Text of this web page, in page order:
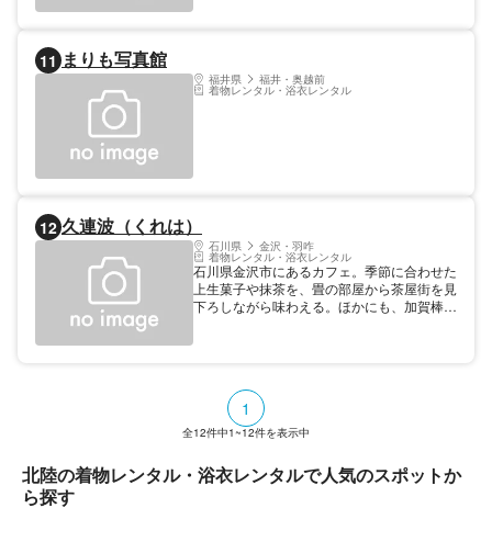
11 まりも写真館
福井県 福井・奥越前
着物レンタル・浴衣レンタル
12 久連波（くれは）
石川県 金沢・羽咋
着物レンタル・浴衣レンタル
石川県金沢市にあるカフェ。季節に合わせた
上生菓子や抹茶を、畳の部屋から茶屋街を見
下ろしながら味わえる。ほかにも、加賀棒茶
も行っており、金沢を散策する際に利用でき
1
全12件中1~12件を表示中
北陸の着物レンタル・浴衣レンタルで人気のスポットか
ら探す